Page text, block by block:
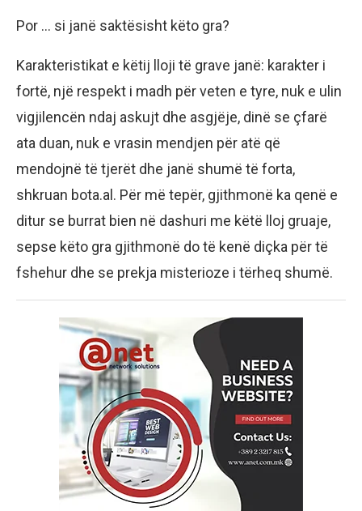
Por … si janë saktësisht këto gra?
Karakteristikat e këtij lloji të grave janë: karakter i
fortë, një respekt i madh për veten e tyre, nuk e ulin
vigjilencën ndaj askujt dhe asgjëje, dinë se çfarë
ata duan, nuk e vrasin mendjen për atë që
mendojnë të tjerët dhe janë shumë të forta,
shkruan bota.al. Për më tepër, gjithmonë ka qenë e
ditur se burrat bien në dashuri me këtë lloj gruaje,
sepse këto gra gjithmonë do të kenë diçka për të
fshehur dhe se prekja misterioze i tërheq shumë.